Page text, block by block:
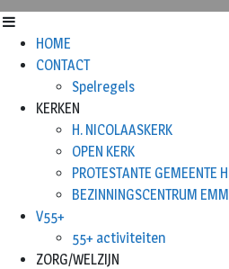
HOME
CONTACT
Spelregels
KERKEN
H. NICOLAASKERK
OPEN KERK
PROTESTANTE GEMEENTE
BEZINNINGSCENTRUM
V55+
55+ activiteiten
ZORG/WELZIJN